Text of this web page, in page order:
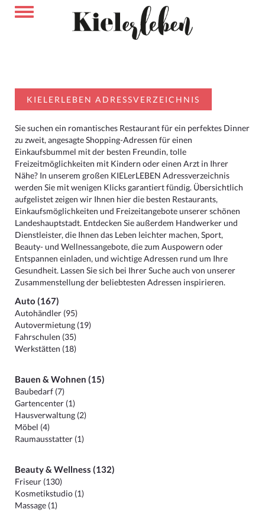
KIELERLEBEN ADRESSVERZEICHNIS
Sie suchen ein romantisches Restaurant für ein perfektes Dinner
zu zweit, angesagte Shopping-Adressen für einen
Einkaufsbummel mit der besten Freundin, tolle
Freizeitmöglichkeiten mit Kindern oder einen Arzt in Ihrer
Nähe? In unserem großen KIELerLEBEN Adressverzeichnis
werden Sie mit wenigen Klicks garantiert fündig. Übersichtlich
aufgelistet zeigen wir Ihnen hier die besten Restaurants,
Einkaufsmöglichkeiten und Freizeitangebote unserer schönen
Landeshauptstadt. Entdecken Sie außerdem Handwerker und
Dienstleister, die Ihnen das Leben leichter machen, Sport,
Beauty- und Wellnessangebote, die zum Auspowern oder
Entspannen einladen, und wichtige Adressen rund um Ihre
Gesundheit. Lassen Sie sich bei Ihrer Suche auch von unserer
Zusammenstellung der beliebtesten Adressen inspirieren.
Auto (167)
Autohändler (95)
Autovermietung (19)
Fahrschulen (35)
Werkstätten (18)
Bauen & Wohnen (15)
Baubedarf (7)
Gartencenter (1)
Hausverwaltung (2)
Möbel (4)
Raumausstatter (1)
Beauty & Wellness (132)
Friseur (130)
Kosmetikstudio (1)
Massage (1)